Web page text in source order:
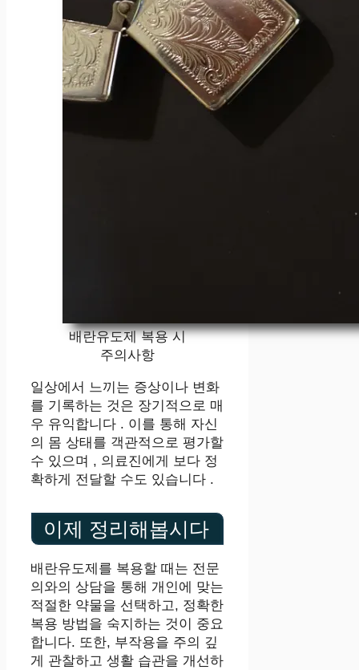
배란유도제 복용 시
주의사항
일상에서 느끼는 증상이나 변화
를 기록하는 것은 장기적으로 매
우 유익합니다 . 이를 통해 자신
의 몸 상태를 객관적으로 평가할
수 있으며 , 의료진에게 보다 정
확하게 전달할 수도 있습니다 .
이제 정리해봅시다
배란유도제를 복용할 때는 전문
의와의 상담을 통해 개인에 맞는
적절한 약물을 선택하고, 정확한
복용 방법을 숙지하는 것이 중요
합니다. 또한, 부작용을 주의 깊
게 관찰하고 생활 습관을 개선하